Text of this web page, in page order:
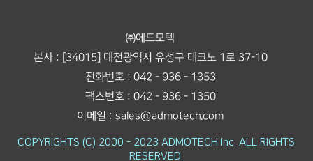
㈜에드모텍
본사 : [34015] 대전광역시 유성구 테크노 1로 37-10
전화번호 : 042 - 936 - 1353
팩스번호 : 042 - 936 - 1350
이메일 : sales@admotech.com
COPYRIGHTS (C) 2000 - 2023 ADMOTECH Inc. ALL RIGHTS
RESERVED.